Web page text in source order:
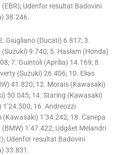
Udenfor resultat Badovini
38.246.
Giugliano (Ducati) 6.817; 3.
9.740; 5. Haslam (Honda)
7. Guintoli (Aprilia) 14.169; 8.
(Suzuki) 26.406; 10. Elias
41.820; 12. Morais (Kawasaki)
50.045; 14. Staring (Kawasaki)
16. Andreozzi
1’34.242; 18. Canepa
1’47.422; Udgået Melandri
Udenfor resultat Badovini
33.831.